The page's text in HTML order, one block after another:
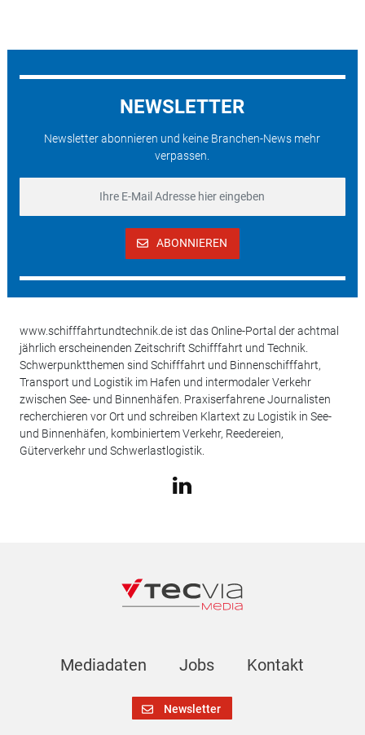
NEWSLETTER
Newsletter abonnieren und keine Branchen-News mehr
verpassen.
ABONNIEREN
www.schifffahrtundtechnik.de ist das Online-Portal der achtmal
jährlich erscheinenden Zeitschrift Schifffahrt und Technik.
Schwerpunktthemen sind Schifffahrt und Binnenschifffahrt,
Transport und Logistik im Hafen und intermodaler Verkehr
zwischen See- und Binnenhäfen. Praxiserfahrene Journalisten
recherchieren vor Ort und schreiben Klartext zu Logistik in See-
und Binnenhäfen, kombiniertem Verkehr, Reedereien,
Güterverkehr und Schwerlastlogistik.
Mediadaten Jobs Kontakt
Newsletter